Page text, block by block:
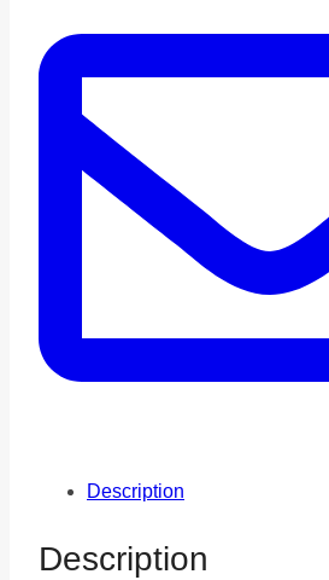
Description
Description